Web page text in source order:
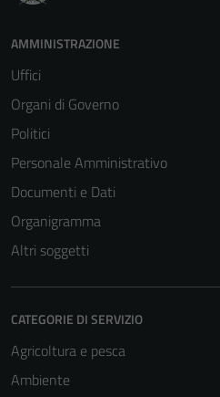
AMMINISTRAZIONE
Uffici
Organi di Governo
Politici
Personale Amministrativo
Documenti e Dati
Organigramma
Altri soggetti
CATEGORIE DI SERVIZIO
Agricoltura e pesca
Ambiente